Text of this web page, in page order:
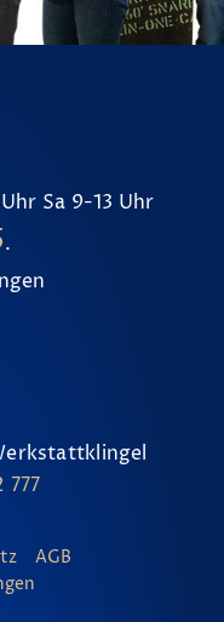
Sa 9-13 Uhr
.
777
AGB